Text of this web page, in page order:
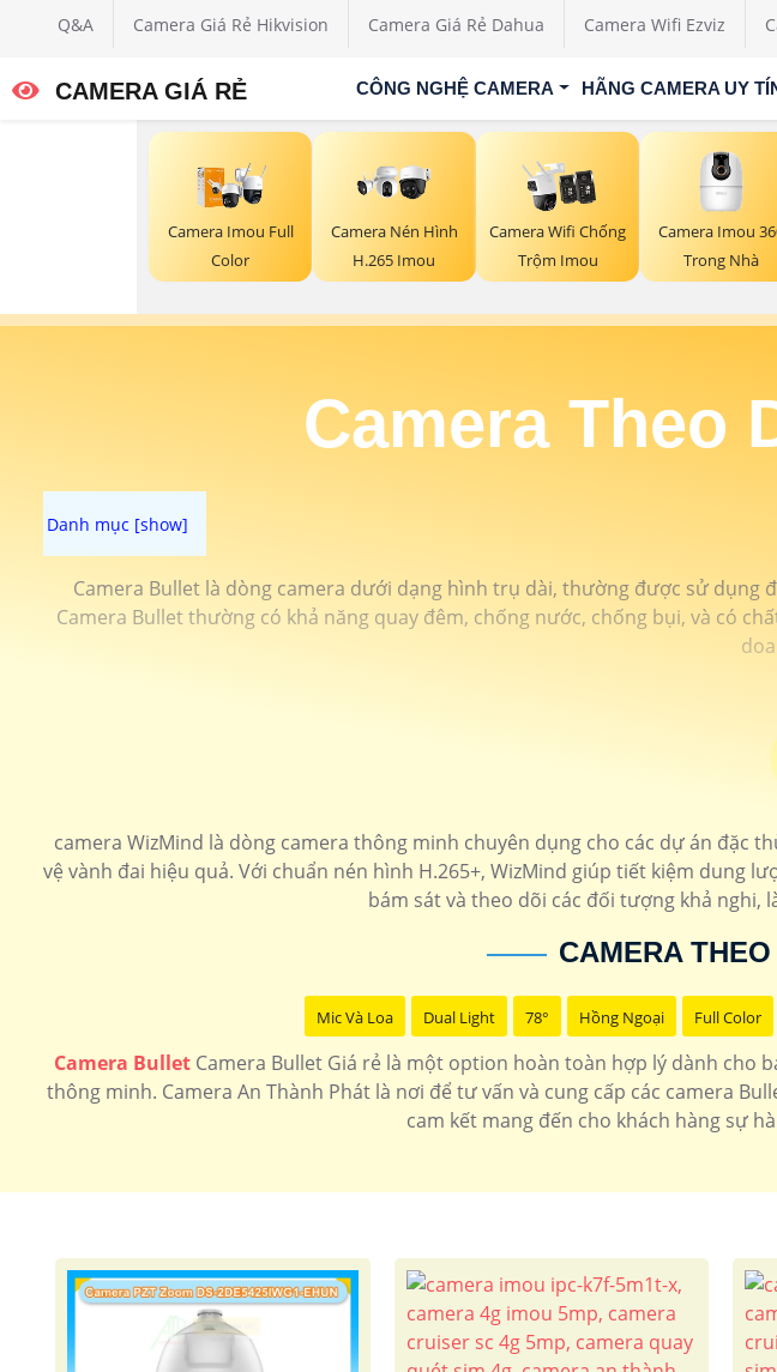
Q&A Camera Giá Rẻ Hikvision Camera Giá Rẻ Dahua Camera Wifi Ezviz
CAMERA GIÁ RẺ CÔNG NGHỆ CAMERA HÃNG CAMERA UY
Camera Imou Full
Color
Camera Nén Hình
H.265 Imou
Camera Wifi Chống
Trộm Imou
Camera Imou
Trong Nhà
Camera Theo
Camera Bullet là dòng camera dưới dạng hình trụ dài, thường được sử
Camera Bullet thường có khả năng quay đêm, chống nước, chống bụi, và có
camera WizMind là dòng camera thông minh chuyên dụng cho các dự án đặc
vệ vành đai hiệu quả. Với chuẩn nén hình H.265+, WizMind giúp tiết kiệm dung
bám sát và theo dõi các đối tượng khả nghi,
CAMERA
Mic Và Loa Dual Light 78° Hồng Ngoại Full Color
Camera BulletCamera Bullet Giá rẻ là một option hoàn toàn hợp lý dành cho
thông minh. Camera An Thành Phát là nơi để tư vấn và cung cấp các camera
cam kết mang đến cho khách hàng sự